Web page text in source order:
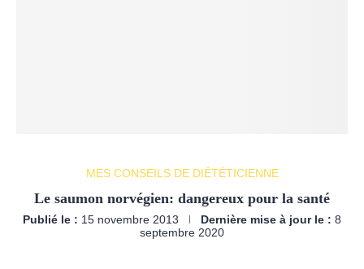
MES CONSEILS DE DIÉTÉTICIENNE
Le saumon norvégien: dangereux pour la santé
Publié le : 15 novembre 2013 Dernière mise à jour le : 8
septembre 2020